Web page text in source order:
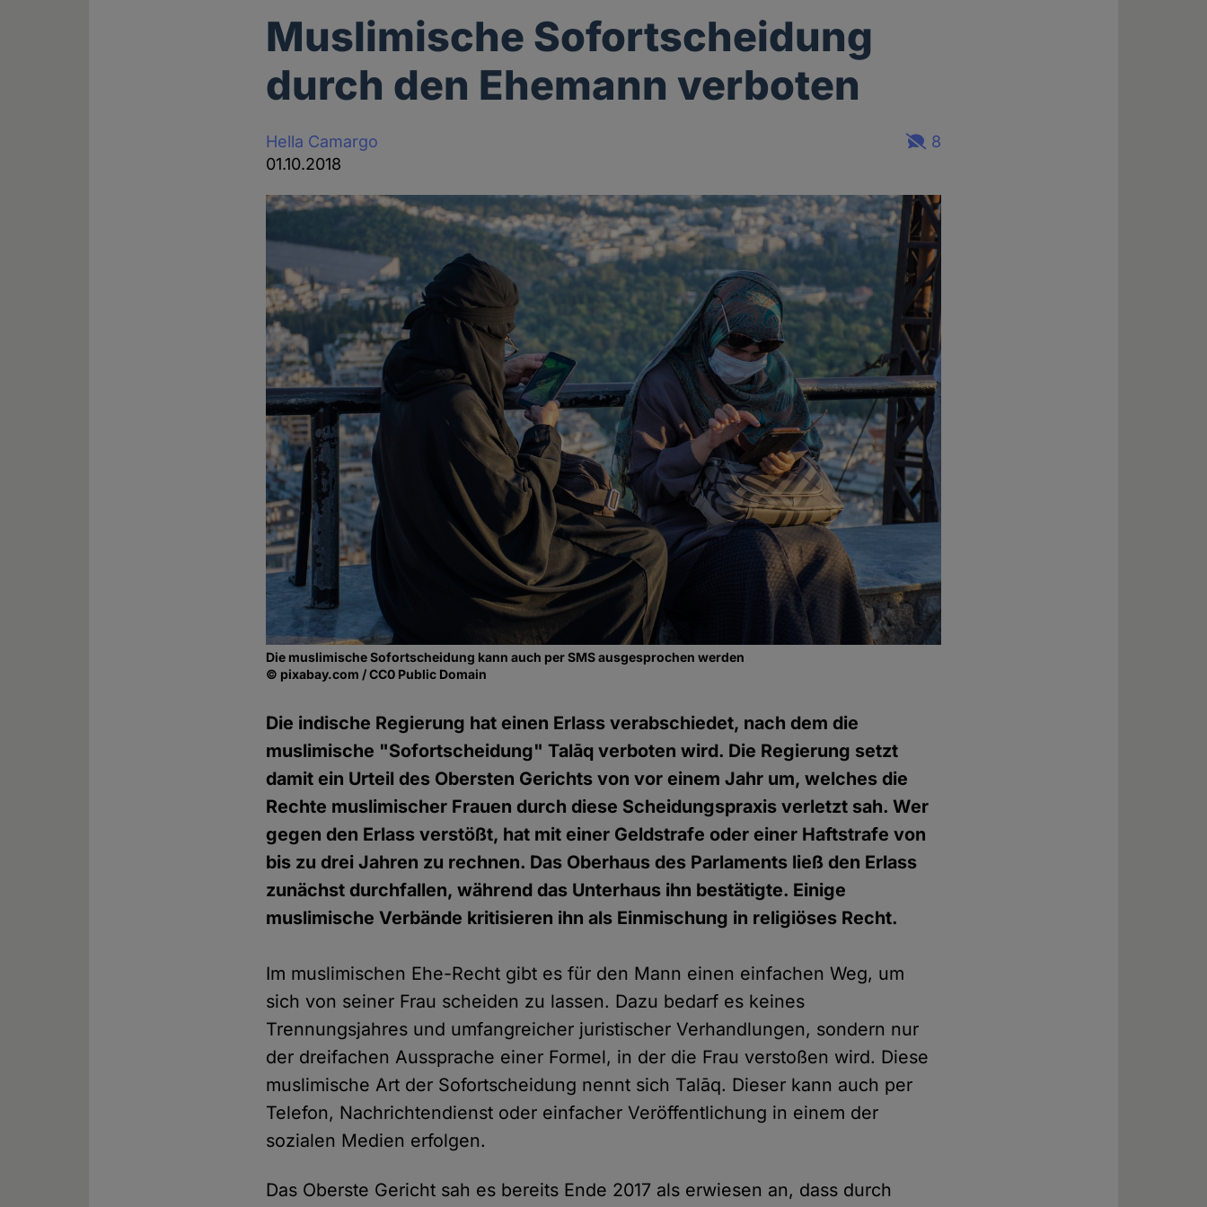
Muslimische Sofortscheidung
durch den Ehemann verboten
Hella Camargo
01.10.2018
8
Die muslimische Sofortscheidung kann auch per SMS ausgesprochen werden
© pixabay.com / CC0 Public Domain
Die indische Regierung hat einen Erlass verabschiedet, nach dem die
muslimische "Sofortscheidung" Talāq verboten wird. Die Regierung setzt
damit ein Urteil des Obersten Gerichts von vor einem Jahr um, welches die
Rechte muslimischer Frauen durch diese Scheidungspraxis verletzt sah. Wer
gegen den Erlass verstößt, hat mit einer Geldstrafe oder einer Haftstrafe von
bis zu drei Jahren zu rechnen. Das Oberhaus des Parlaments ließ den Erlass
zunächst durchfallen, während das Unterhaus ihn bestätigte. Einige
muslimische Verbände kritisieren ihn als Einmischung in religiöses Recht.
Im muslimischen Ehe-Recht gibt es für den Mann einen einfachen Weg, um
sich von seiner Frau scheiden zu lassen. Dazu bedarf es keines
Trennungsjahres und umfangreicher juristischer Verhandlungen, sondern nur
der dreifachen Aussprache einer Formel, in der die Frau verstoßen wird. Diese
muslimische Art der Sofortscheidung nennt sich Talāq. Dieser kann auch per
Telefon, Nachrichtendienst oder einfacher Veröffentlichung in einem der
sozialen Medien erfolgen.
Das Oberste Gericht sah es bereits Ende 2017 als erwiesen an, dass durch